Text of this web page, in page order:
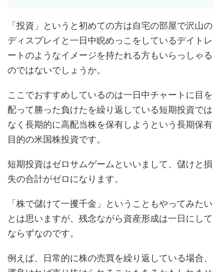
「投資」というと初めての方は自宅の部屋で沢山の
ディスプレイと一日中睨めっこをしているデイトレ
ートのようなイメージを持たれる方もいらっしゃる
のではないでしょうか。
ここでおすすめしているのは一日中チャートに目を
配って勝った負けたを繰り返している短期投資では
なく長期的に高配当株を保有しようという長期保有
目的の米国株投資です。
短期投資はゼロサムゲームといいまして、儲けと損
失の合計がゼロになります。
「株で儲けて一攫千金」ということもやってみたい
とは思いますが、残念ながら資産形成は一日にして
ならずなのです。
例えば、日常的に株の売買を繰り返している場合、